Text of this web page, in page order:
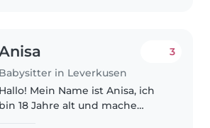
Babysitter in Leverkusen
3
Hallo! Mein Name ist Anisa, ich
bin 18 Jahre alt und mache